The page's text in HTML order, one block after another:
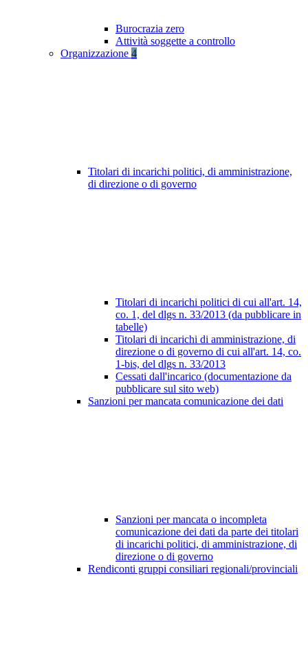
Burocrazia zero
Attività soggette a controllo
Organizzazione 4
Titolari di incarichi politici, di amministrazione,
di direzione o di governo
Titolari di incarichi politici di cui all'art. 14,
co. 1, del dlgs n. 33/2013 (da pubblicare in
tabelle)
Titolari di incarichi di amministrazione, di
direzione o di governo di cui all'art. 14, co.
1-bis, del dlgs n. 33/2013
Cessati dall'incarico (documentazione da
pubblicare sul sito web)
Sanzioni per mancata comunicazione dei dati
Sanzioni per mancata o incompleta
comunicazione dei dati da parte dei titolari
di incarichi politici, di amministrazione, di
direzione o di governo
Rendiconti gruppi consiliari regionali/provinciali